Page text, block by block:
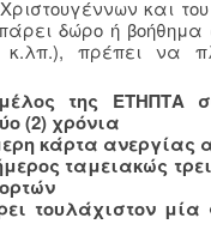
και
δώρο ή
πρέπει να
της ΕΤΗΠΤΑ
(2) χρόνια
κάρτα ανεργίας
ταμειακώς
τουλάχιστον